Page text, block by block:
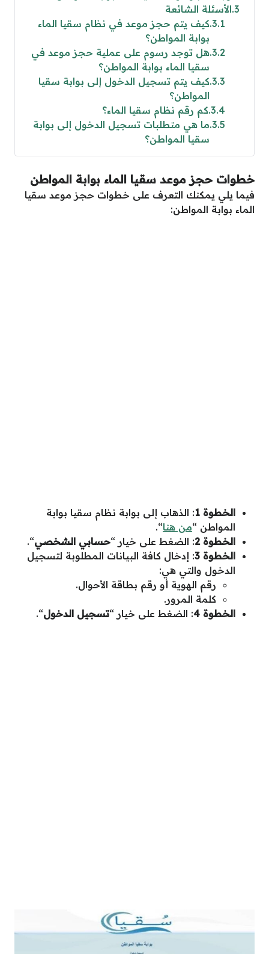
3 الأسئلة الشائعة
3.1 كيف يتم حجز موعد في نظام سقيا الماء
بوابة المواطن؟
3.2 هل توجد رسوم على عملية حجز موعد في
سقيا الماء بوابة المواطن؟
3.3 كيف يتم تسجيل الدخول إلى بوابة سقيا
المواطن؟
3.4 كم رقم نظام سقيا الماء؟
3.5 ما هي متطلبات تسجيل الدخول إلى بوابة
سقيا المواطن؟
خطوات حجز موعد سقيا الماء بوابة المواطن
فيما يلي يمكنك التعرف على خطوات حجز موعد سقيا
الماء بوابة المواطن:
الخطوة 1
: الذهاب إلى بوابة نظام سقيا بوابة
المواطن “من هنا“.
الخطوة 2 : الضغط على خيار “حسابي الشخصي“.
الخطوة 3
: إدخال كافة البيانات المطلوبة لتسجيل
الدخول والتي هي:
رقم الهوية أو رقم بطاقة الأحوال.
كلمة المرور.
الخطوة 4
: الضغط على خيار “تسجيل الدخول“.